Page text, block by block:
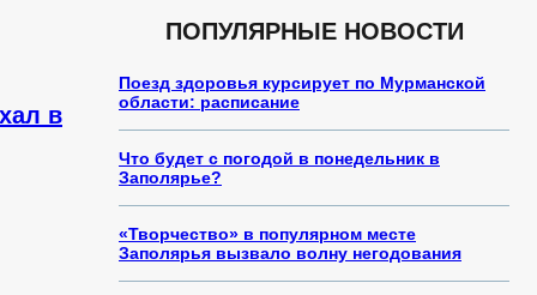
в
ПОПУЛЯРНЫЕ НОВОСТИ
Поезд здоровья курсирует по Мурманской
области: расписание
Что будет с погодой в понедельник в
Заполярье?
«Творчество» в популярном месте
Заполярья вызвало волну негодования